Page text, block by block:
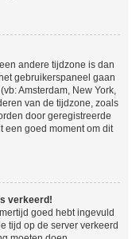
andere tijdzone is dan
gebruikerspaneel gaan
Amsterdam, New York,
van de tijdzone, zoals
door geregistreerde
een goed moment om dit
verkeerd!
goed hebt ingevuld
tijd op de server verkeerd